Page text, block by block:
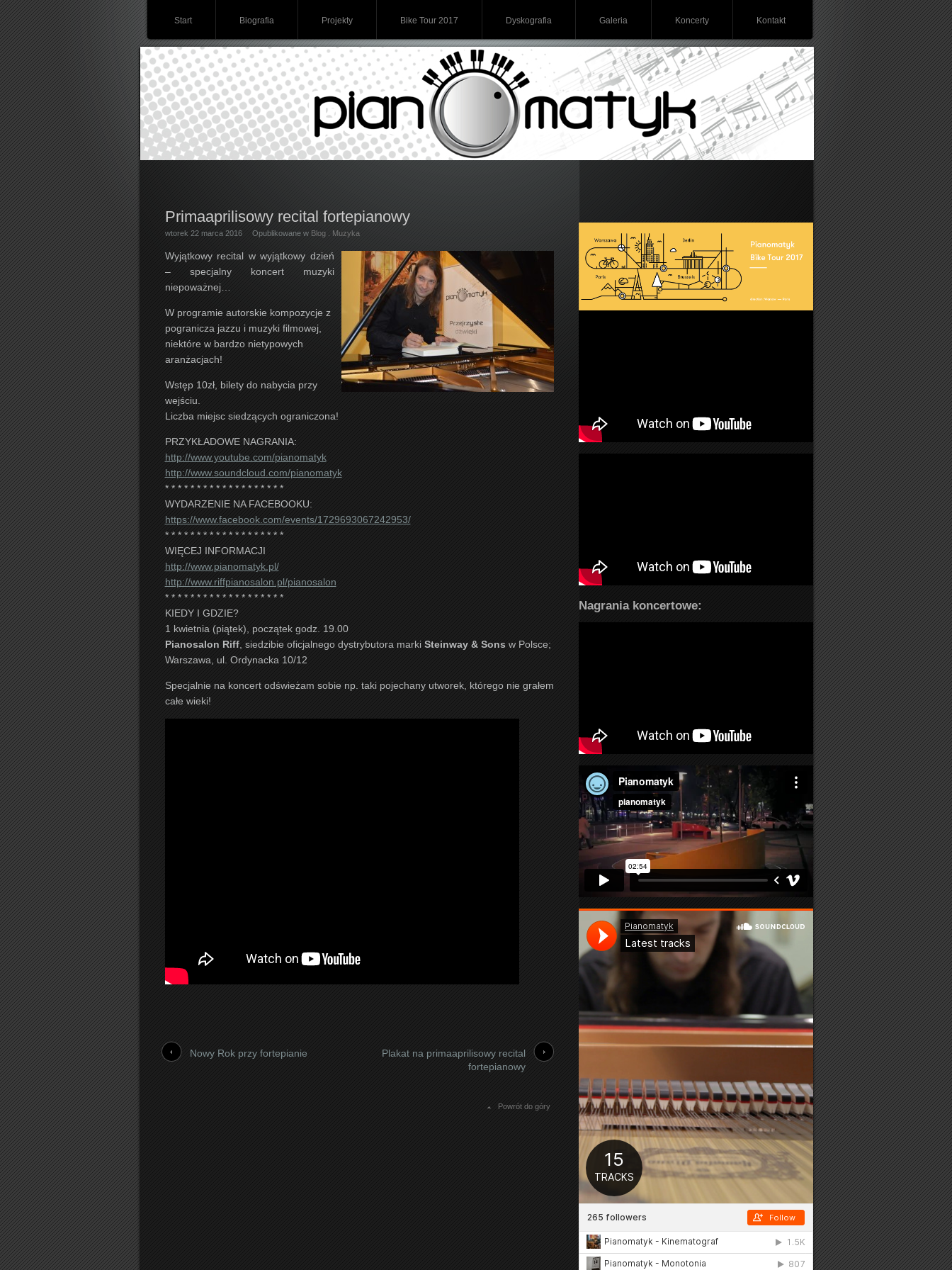
Start Biografia Projekty Bike Tour 2017 Dyskografia Galeria Koncerty Kontakt
Primaaprilisowy recital fortepianowy
wtorek 22 marca 2016 Opublikowane w Blog. Muzyka
Wyjątkowy recital w wyjątkowy dzień
– specjalny koncert muzyki
niepoważnej…
W programie autorskie kompozycje z
pogranicza jazzu i muzyki filmowej,
niektóre w bardzo nietypowych
aranżacjach!
Wstęp 10zł, bilety do nabycia przy
wejściu.
Liczba miejsc siedzących ograniczona!
PRZYKŁADOWE NAGRANIA:
http://www.youtube.com/pianomatyk
http://www.soundcloud.com/pianomatyk
* * * * * * * * * * * * * * * * * * *
WYDARZENIE NA FACEBOOKU:
https://www.facebook.com/events/1729693067242953/
* * * * * * * * * * * * * * * * * * *
WIĘCEJ INFORMACJI
http://www.pianomatyk.pl/
http://www.riffpianosalon.pl/pianosalon
* * * * * * * * * * * * * * * * * * *
KIEDY I GDZIE?
1 kwietnia (piątek), początek godz. 19.00
Pianosalon Riff, siedzibie oficjalnego dystrybutora marki Steinway & Sonsw Polsce;
Warszawa, ul. Ordynacka 10/12
Specjalnie na koncert odświeżam sobie np. taki pojechany utworek, którego nie grałem
całe wieki!
Nowy Rok przy fortepianie
Plakat na primaaprilisowy recital
fortepianowy
Powrót do góry
Nagrania koncertowe: